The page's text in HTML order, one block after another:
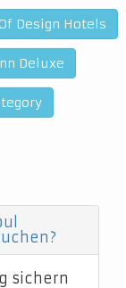
Design Hotels
Deluxe
sichern